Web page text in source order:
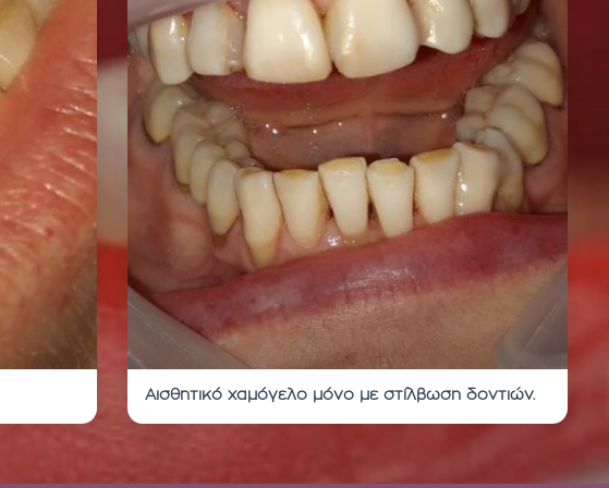
Αισθητικό χαμόγελο μόνο με στίλβωση δοντιών.